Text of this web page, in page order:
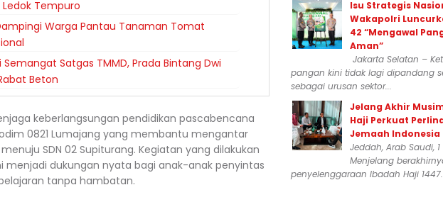
Tempuro
Warga Pantau Tanaman Tomat
Satgas TMMD, Prada Bintang Dwi
Beton
keberlangsungan pendidikan pascabencana
0821 Lumajang yang membantu mengantar
SDN 02 Supiturang. Kegiatan yang dilakukan
menjadi dukungan nyata bagi anak-anak penyintas
tanpa hambatan.
Isu Strategis
Wakapolri
42 “Mengawal
Aman”
Jakarta Selatan –
pangan kini tidak lagi dipandang
sebagai urusan sektor...
Jelang Akhir
Haji Perkuat
Jemaah Indonesia
Jeddah, Arab Saudi,
Menjelang
penyelenggaraan Ibadah Haji